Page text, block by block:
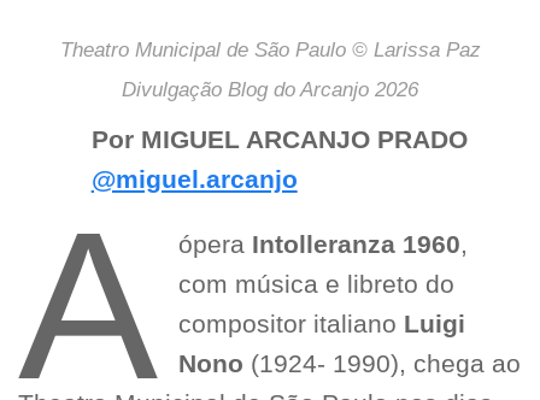
Theatro Municipal de São Paulo © Larissa Paz
Divulgação Blog do Arcanjo 2026
Por MIGUEL ARCANJO PRADO
@miguel.arcanjo
A ópera Intolleranza 1960,
com música e libreto do
compositor italiano Luigi
Nono (1924- 1990), chega ao